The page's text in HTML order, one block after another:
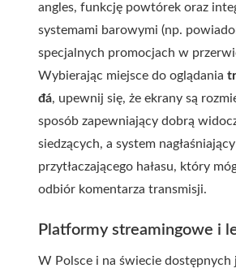
angles, funkcję powtórek oraz
systemami barowymi (np.
specjalnych promocjach w
Wybierając miejsce do oglądania
đá, upewnij się, że ekrany są
sposób zapewniający dobrą
siedzących, a system
przytłaczającego hałasu, który
odbiór komentarza transmisji.
Platformy streamingowe i
W Polsce i na świecie dostępnych